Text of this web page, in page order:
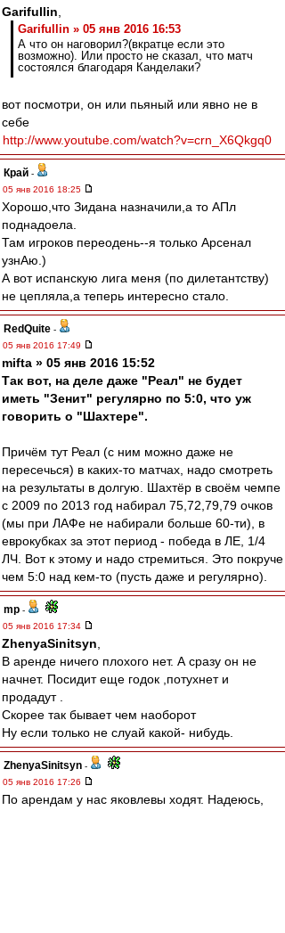
Garifullin
Garifullin » 05 янв 2016 16:53
А что он наговорил?(вкратце если это
возможно). Или просто не сказал, что матч
состоялся благодаря Канделаки?
вот посмотри, он или пьяный или явно не в
себе
http://www.youtube.com/watch?v=crn_X6Qkgq0
Край -
05 янв 2016 18:25
Хорошо,что Зидана назначили,а то АПл
поднадоела.
Там игроков переодень--я только Арсенал
узнАю.)
А вот испанскую лига меня (по дилетантству)
не цепляла,а теперь интересно стало.
RedQuite -
05 янв 2016 17:49
mifta » 05 янв 2016 15:52
Так вот, на деле даже "Реал" не будет
иметь "Зенит" регулярно по 5:0, что уж
говорить о "Шахтере".
Причём тут Реал (с ним можно даже не
пересечься) в каких-то матчах, надо смотреть
на результаты в долгую. Шахтёр в своём чемпе
с 2009 по 2013 год набирал 75,72,79,79 очков
(мы при ЛАФе не набирали больше 60-ти), в
еврокубках за этот период - победа в ЛЕ, 1/4
ЛЧ. Вот к этому и надо стремиться. Это покруче
чем 5:0 над кем-то (пусть даже и регулярно).
mp -
05 янв 2016 17:34
ZhenyaSinitsyn
В аренде ничего плохого нет. А сразу он не
начнет. Посидит еще годок ,потухнет и
продадут .
Скорее так бывает чем наоборот
Ну если только не слуай какой- нибудь.
ZhenyaSinitsyn -
05 янв 2016 17:26
По арендам у нас яковлевы ходят. Надеюсь,